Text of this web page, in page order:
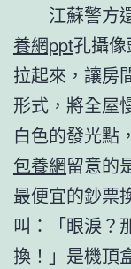
江蘇警方
養網ppt孔攝
拉起來，讓房
形式，將全屋
白色的發光點
包養網留意的
最便宜的鈔票
叫：「眼淚？
換！」是機頂